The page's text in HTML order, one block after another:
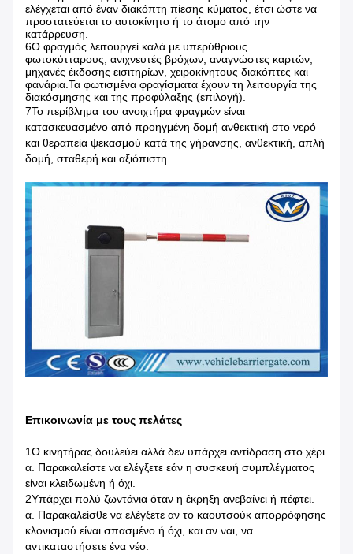
ελέγχεται από έναν διακόπτη πίεσης κύματος, έτσι ώστε να
προστατεύεται το αυτοκίνητο ή το άτομο από την
κατάρρευση.
6Ο φραγμός λειτουργεί καλά με υπερύθριους
φωτοκύτταρους, ανιχνευτές βρόχων, αναγνώστες καρτών,
μηχανές έκδοσης εισιτηρίων, χειροκίνητους διακόπτες και
φανάρια.Τα φωτισμένα φραγίσματα έχουν τη λειτουργία της
διακόσμησης και της προφύλαξης (επιλογή).
7Το περίβλημα του ανοιχτήρα φραγμών είναι
κατασκευασμένο από προηγμένη δομή ανθεκτική στο νερό
και θεραπεία ψεκασμού κατά της γήρανσης, ανθεκτική, απλή
δομή, σταθερή και αξιόπιστη.
Επικοινωνία με τους πελάτες
1Ο κινητήρας δουλεύει αλλά δεν υπάρχει αντίδραση στο χέρι.
α. Παρακαλείστε να ελέγξετε εάν η συσκευή συμπλέγματος
είναι κλειδωμένη ή όχι.
2Υπάρχει πολύ ζωντάνια όταν η έκρηξη ανεβαίνει ή πέφτει.
α. Παρακαλείσθε να ελέγξετε αν το καουτσούκ απορρόφησης
κλονισμού είναι σπασμένο ή όχι, και αν ναι, να
αντικαταστήσετε ένα νέο.